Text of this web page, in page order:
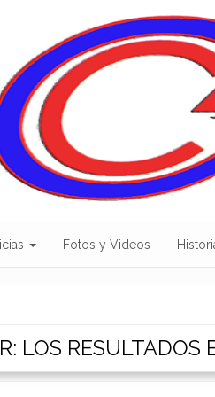
Fotos y Videos
LOS RESULTADOS